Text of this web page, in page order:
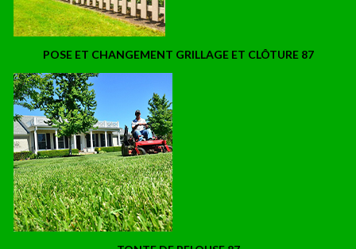
POSE ET CHANGEMENT GRILLAGE ET CLÔTURE 87